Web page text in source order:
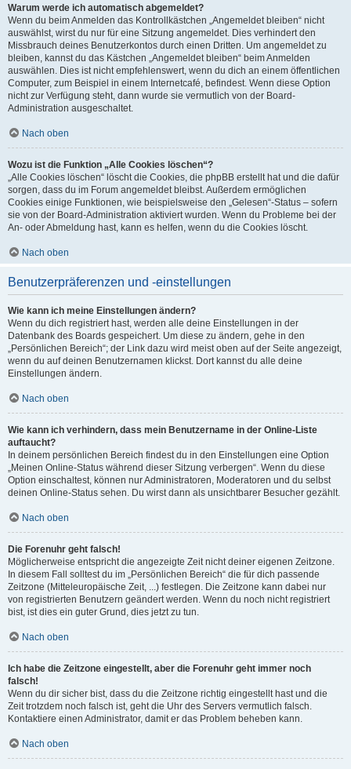
Warum werde ich automatisch abgemeldet?
Wenn du beim Anmelden das Kontrollkästchen „Angemeldet bleiben“ nicht
auswählst, wirst du nur für eine Sitzung angemeldet. Dies verhindert den
Missbrauch deines Benutzerkontos durch einen Dritten. Um angemeldet zu
bleiben, kannst du das Kästchen „Angemeldet bleiben“ beim Anmelden
auswählen. Dies ist nicht empfehlenswert, wenn du dich an einem öffentlichen
Computer, zum Beispiel in einem Internetcafé, befindest. Wenn diese Option
nicht zur Verfügung steht, dann wurde sie vermutlich von der Board-
Administration ausgeschaltet.
Nach oben
Wozu ist die Funktion „Alle Cookies löschen“?
„Alle Cookies löschen“ löscht die Cookies, die phpBB erstellt hat und die dafür
sorgen, dass du im Forum angemeldet bleibst. Außerdem ermöglichen
Cookies einige Funktionen, wie beispielsweise den „Gelesen“-Status – sofern
sie von der Board-Administration aktiviert wurden. Wenn du Probleme bei der
An- oder Abmeldung hast, kann es helfen, wenn du die Cookies löscht.
Nach oben
Benutzerpräferenzen und -einstellungen
Wie kann ich meine Einstellungen ändern?
Wenn du dich registriert hast, werden alle deine Einstellungen in der
Datenbank des Boards gespeichert. Um diese zu ändern, gehe in den
„Persönlichen Bereich“; der Link dazu wird meist oben auf der Seite angezeigt,
wenn du auf deinen Benutzernamen klickst. Dort kannst du alle deine
Einstellungen ändern.
Nach oben
Wie kann ich verhindern, dass mein Benutzername in der Online-Liste
auftaucht?
In deinem persönlichen Bereich findest du in den Einstellungen eine Option
„Meinen Online-Status während dieser Sitzung verbergen“. Wenn du diese
Option einschaltest, können nur Administratoren, Moderatoren und du selbst
deinen Online-Status sehen. Du wirst dann als unsichtbarer Besucher gezählt.
Nach oben
Die Forenuhr geht falsch!
Möglicherweise entspricht die angezeigte Zeit nicht deiner eigenen Zeitzone.
In diesem Fall solltest du im „Persönlichen Bereich“ die für dich passende
Zeitzone (Mitteleuropäische Zeit, ...) festlegen. Die Zeitzone kann dabei nur
von registrierten Benutzern geändert werden. Wenn du noch nicht registriert
bist, ist dies ein guter Grund, dies jetzt zu tun.
Nach oben
Ich habe die Zeitzone eingestellt, aber die Forenuhr geht immer noch
falsch!
Wenn du dir sicher bist, dass du die Zeitzone richtig eingestellt hast und die
Zeit trotzdem noch falsch ist, geht die Uhr des Servers vermutlich falsch.
Kontaktiere einen Administrator, damit er das Problem beheben kann.
Nach oben